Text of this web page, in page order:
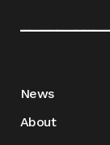
News
About